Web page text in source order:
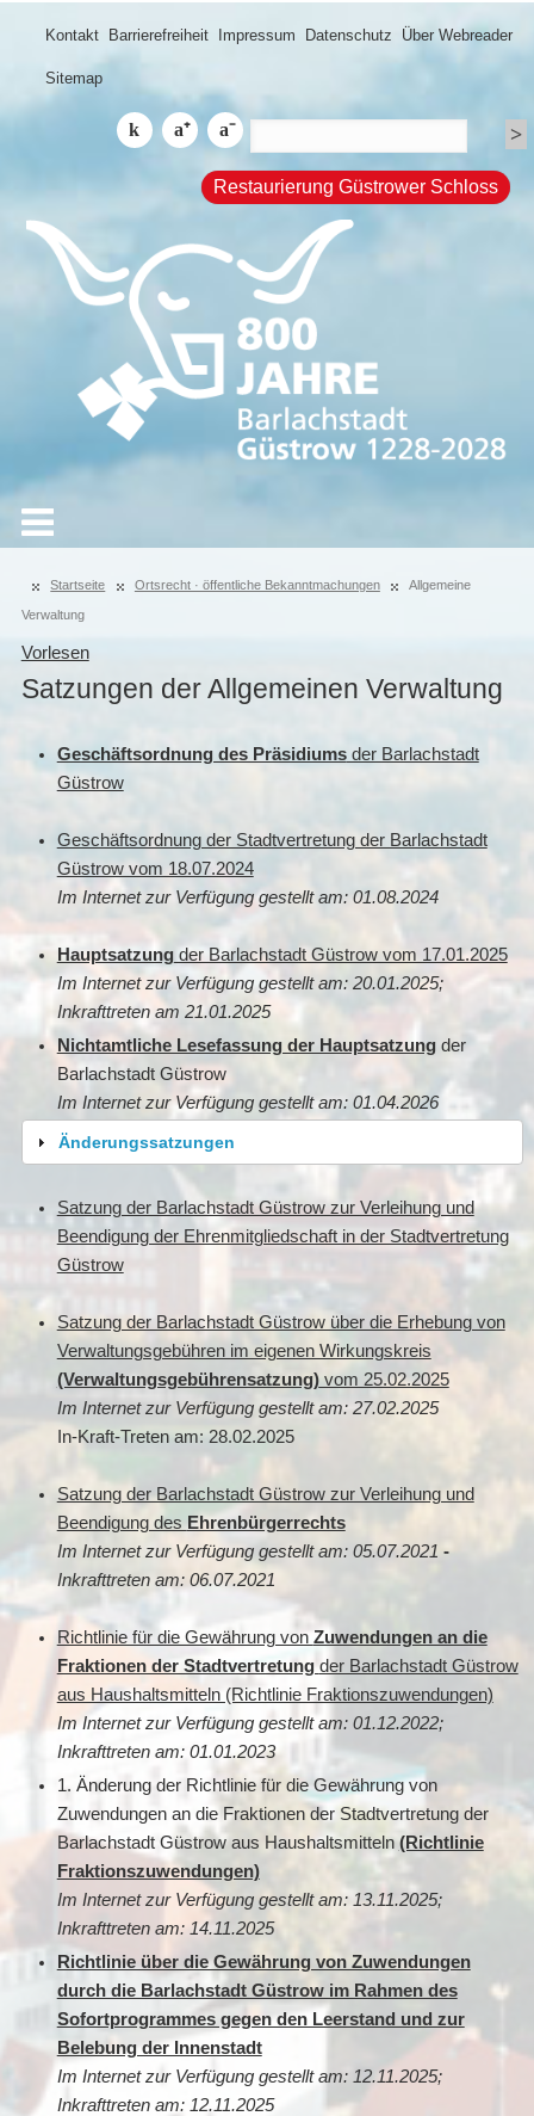
Kontakt Barrierefreiheit Impressum Datenschutz Über Webreader
Sitemap
Restaurierung Güstrower Schloss
Startseite Ortsrecht · öffentliche Bekanntmachungen Allgemeine
Verwaltung
Vorlesen
Satzungen der Allgemeinen Verwaltung
Geschäftsordnung des Präsidiumsder Barlachstadt
Güstrow
Geschäftsordnung der Stadtvertretung der Barlachstadt
Güstrow vom 18.07.2024
Im Internet zur Verfügung gestellt am: 01.08.2024
Hauptsatzungder Barlachstadt Güstrow vom 17.01.2025
Im Internet zur Verfügung gestellt am: 20.01.2025;
Inkrafttreten am 21.01.2025
Nichtamtliche Lesefassung der Hauptsatzungder
Barlachstadt Güstrow
Im Internet zur Verfügung gestellt am: 01.04.2026
Änderungssatzungen
Satzung der Barlachstadt Güstrow zur Verleihung und
Beendigung der Ehrenmitgliedschaft in der Stadtvertretung
Güstrow
Satzung der Barlachstadt Güstrow über die Erhebung von
Verwaltungsgebühren im eigenen Wirkungskreis
(Verwaltungsgebührensatzung)vom 25.02.2025
Im Internet zur Verfügung gestellt am: 27.02.2025
In-Kraft-Treten am: 28.02.2025
Satzung der Barlachstadt Güstrow zur Verleihung und
Beendigung des Ehrenbürgerrechts
Im Internet zur Verfügung gestellt am: 05.07.2021 -
Inkrafttreten am: 06.07.2021
Richtlinie für die Gewährung von Zuwendungen an die
Fraktionen der Stadtvertretungder Barlachstadt Güstrow
aus Haushaltsmitteln (Richtlinie Fraktionszuwendungen)
Im Internet zur Verfügung gestellt am: 01.12.2022;
Inkrafttreten am: 01.01.2023
1. Änderung der Richtlinie für die Gewährung von
Zuwendungen an die Fraktionen der Stadtvertretung der
Barlachstadt Güstrow aus Haushaltsmitteln (Richtlinie
Fraktionszuwendungen)
Im Internet zur Verfügung gestellt am: 13.11.2025;
Inkrafttreten am: 14.11.2025
Richtlinie über die Gewährung von Zuwendungen
durch die Barlachstadt Güstrow im Rahmen des
Sofortprogrammes gegen den Leerstand und zur
Belebung der Innenstadt
Im Internet zur Verfügung gestellt am: 12.11.2025;
Inkrafttreten am: 12.11.2025